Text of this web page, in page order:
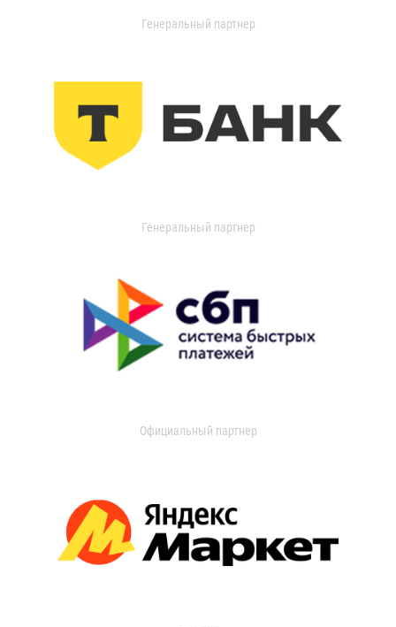
Генеральный партнер
Генеральный партнер
Официальный партнер